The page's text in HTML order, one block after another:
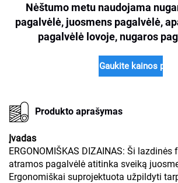
Nėštumo metu naudojama
pagalvėlė, juosmens pagalvėlė,
pagalvėlė lovoje, nugaros
Gaukite kainos
Produkto aprašymas
Įvadas
ERGONOMIŠKAS DIZAINAS: Ši
atramos pagalvėlė atitinka sveiką
Ergonomiškai suprojektuota užpildyti